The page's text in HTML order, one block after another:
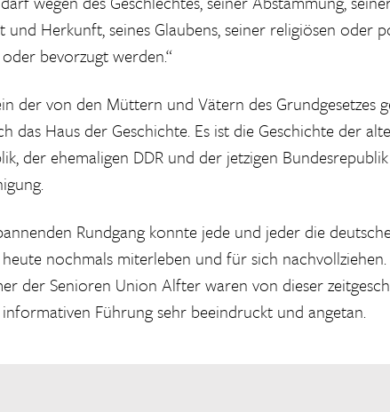
und Herkunft, seines Glaubens, seiner religiösen oder
bevorzugt werden.“
der von den Müttern und Vätern des Grundgesetzes
das Haus der Geschichte. Es ist die Geschichte der
der ehemaligen DDR und der jetzigen
Rundgang konnte jede und jeder die
nochmals miterleben und für sich
der Senioren Union Alfter waren von dieser
Führung sehr beeindruckt und angetan.